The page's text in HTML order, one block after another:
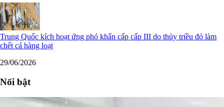
Trung Quốc kích hoạt ứng phó khẩn cấp cấp III do thủy triều đỏ làm
chết cá hàng loạt
29/06/2026
Nổi bật